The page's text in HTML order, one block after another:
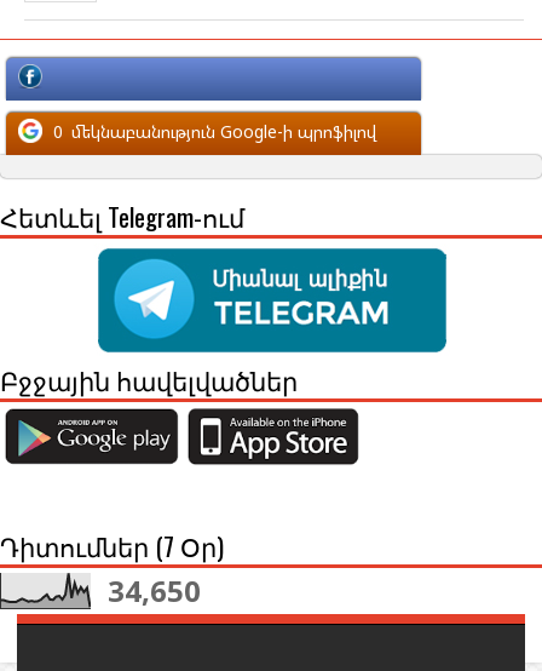
մեկնաբանություն Facebook-ի պրոֆիլով
0 մեկնաբանություն Google-ի պրոֆիլով
Հետևել Telegram-ում
Բջջային հավելվածներ
Դիտումներ (7 Օր)
34,650